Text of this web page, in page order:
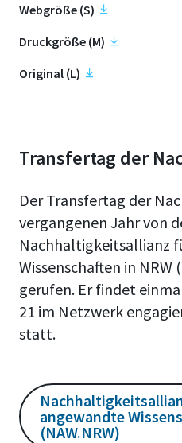
Webgröße (S)
Druckgröße (M)
Original (L)
Transfertag der
Der Transfertag der
vergangenen Jahr von
Nachhaltigkeitsallianz
Wissenschaften in NRW
gerufen. Er findet
21 im Netzwerk
statt.
angewandte
(NAW.NRW)